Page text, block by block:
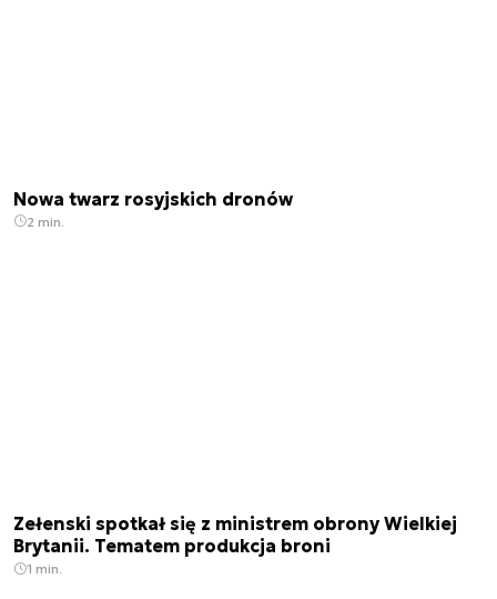
Nowa twarz rosyjskich dronów
2 min.
Zełenski spotkał się z ministrem obrony Wielkiej
Brytanii. Tematem produkcja broni
1 min.